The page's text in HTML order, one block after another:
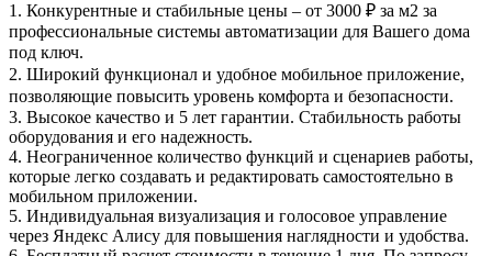
1. Конкурентные и стабильные цены – от 3000 ₽ за м2 за
профессиональные системы автоматизации для Вашего дома
под ключ.
2. Широкий функционал и удобное мобильное приложение,
позволяющие повысить уровень комфорта и безопасности.
3. Высокое качество и 5 лет гарантии. Стабильность работы
оборудования и его надежность.
4. Неограниченное количество функций и сценариев работы,
которые легко создавать и редактировать самостоятельно в
мобильном приложении.
5. Индивидуальная визуализация и голосовое управление
через Яндекс Алису для повышения наглядности и удобства.